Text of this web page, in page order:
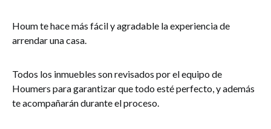
Houm te hace más fácil y agradable la experiencia de
arrendar una casa.
Todos los inmuebles son revisados por el equipo de
Houmers para garantizar que todo esté perfecto, y además
te acompañarán durante el proceso.